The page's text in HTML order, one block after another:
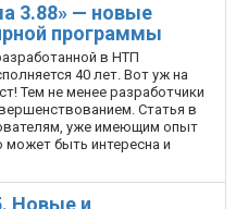
3.88» — новые
программы
в НТП
40 лет. Вот уж на
Тем не менее разработчики
Статья в
уже имеющим опыт
быть интересна и
Новые и